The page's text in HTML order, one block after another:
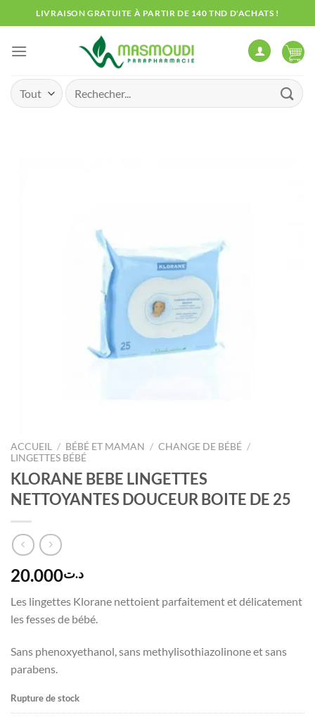
au
contenu
LIVRAISON GRATUITE À PARTIR DE 140 TND D'ACHATS !
Recherche
pour :
ACCUEIL / BÉBÉ ET MAMAN / CHANGE DE BÉBÉ /
LINGETTES BÉBÉ
KLORANE BEBE LINGETTES
NETTOYANTES DOUCEUR BOITE DE 25
د.ت20.000
Les lingettes Klorane nettoient parfaitement et délicatement
les fesses de bébé.
Sans phenoxyethanol, sans methylisothiazolinone et sans
parabens.
Rupture de stock